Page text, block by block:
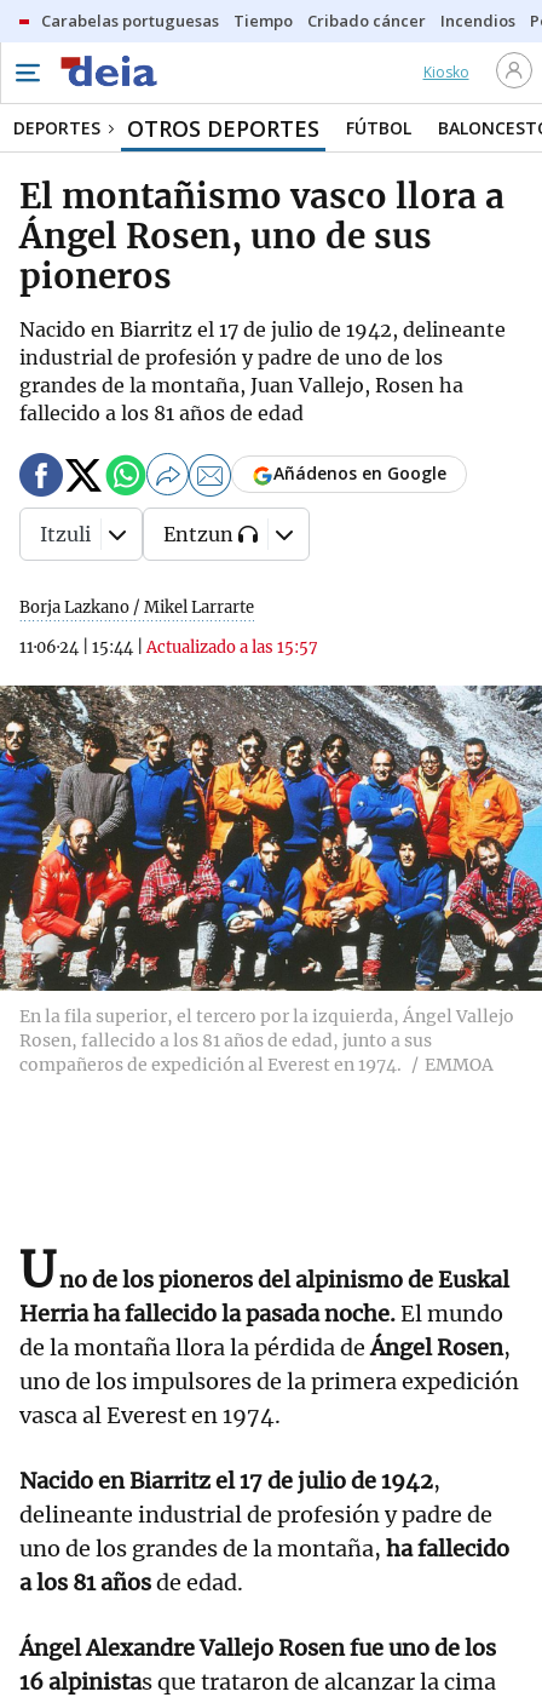
Carabelas portuguesas Tiempo Cribado cáncer Incendios
Kiosko
DEPORTES OTROS DEPORTES FÚTBOL
El montañismo vasco llora a
Ángel Rosen, uno de sus
pioneros
Nacido en Biarritz el 17 de julio de 1942, delineante
industrial de profesión y padre de uno de los
grandes de la montaña, Juan Vallejo, Rosen ha
fallecido a los 81 años de edad
Borja Lazkano / Mikel Larrarte
11·06·24
15:44 |Actualizado a las 15:57
Añádenos en Google
Itzuli Entzun
En la fila superior, el tercero por la izquierda, Ángel Vallejo
Rosen, fallecido a los 81 años de edad, junto a sus
compañeros de expedición al Everest en 1974.
EMMOA
Uno de los pioneros del alpinismo de Euskal
Herria ha fallecido la pasada noche.El mundo
de la montaña llora la pérdida deÁngel Rosen,
uno de los impulsores de la primera expedición
vasca al Everest en 1974.
Nacido en Biarritz el 17 de julio de 1942,
delineante industrial de profesión y padre de
uno de los grandes de la montaña, ha fallecido
a los 81 añosde edad.
Ángel Alexandre Vallejo Rosen fue uno de los
16 alpinistas que trataron de alcanzar la cima